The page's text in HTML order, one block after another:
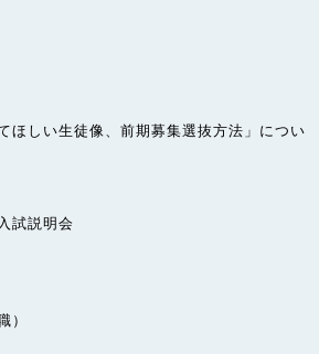
ほしい生徒像、前期募集選抜方法」につい
試説明会
）